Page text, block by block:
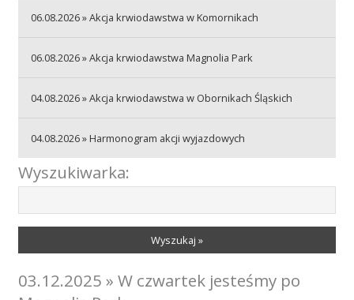
Szkolenia
06.08.2026 » Akcja krwiodawstwa w Komornikach
06.08.2026 » Akcja krwiodawstwa Magnolia Park
04.08.2026 » Akcja krwiodawstwa w Obornikach Śląskich
04.08.2026 » Harmonogram akcji wyjazdowych
Wyszukiwarka:
Wyszukaj »
03.12.2025 » W czwartek jesteśmy po